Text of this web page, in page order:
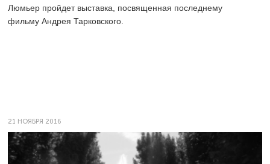
Люмьер пройдет выставка, посвященная последнему
фильму Андрея Тарковского.
21 НОЯБРЯ 2016